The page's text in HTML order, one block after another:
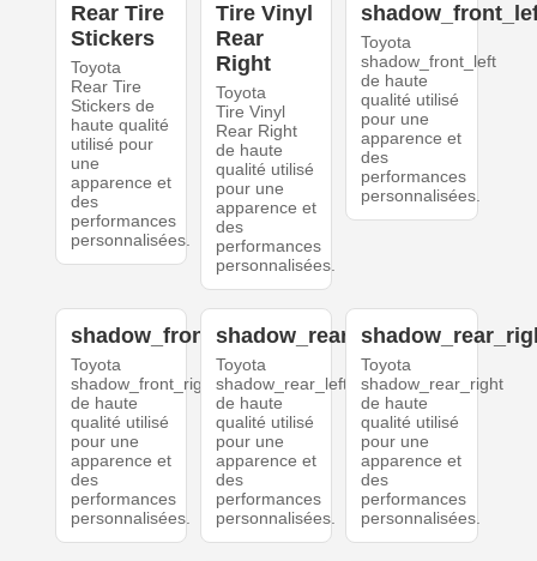
Rear Tire
Stickers
Toyota
Rear Tire
Stickers de
haute qualité
utilisé pour
une
apparence et
des
performances
personnalisées.
Tire Vinyl
Rear
Right
Toyota
Tire Vinyl
Rear Right
de haute
qualité utilisé
pour une
apparence et
des
performances
personnalisées.
Toyota
shadow_front_left
de haute
qualité utilisé
pour une
apparence et
des
performances
personnalisées.
shadow_front_right
Toyota
shadow_front_right
de haute
qualité utilisé
pour une
apparence et
des
performances
personnalisées.
shadow_rear_left
Toyota
shadow_rear_left
de haute
qualité utilisé
pour une
apparence et
des
performances
personnalisées.
Toyota
shadow_rear_right
de haute
qualité utilisé
pour une
apparence et
des
performances
personnalisées.